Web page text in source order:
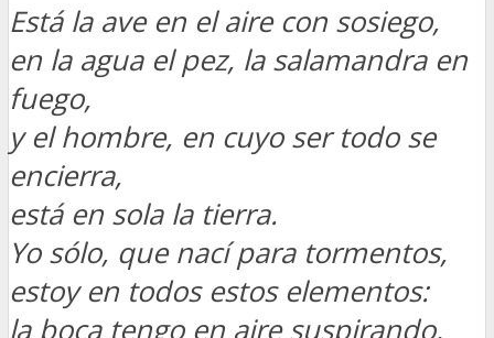
Está la ave en el aire con sosiego,
en la agua el pez, la salamandra en
fuego,
y el hombre, en cuyo ser todo se
encierra,
está en sola la tierra.
Yo sólo, que nací para tormentos,
estoy en todos estos elementos:
la boca tengo en aire suspirando,